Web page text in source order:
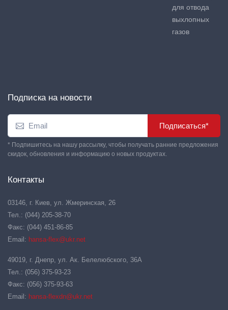
для отвода
выхлопных
газов
Подписка на новости
Подписаться*
* Подпишитесь на нашу рассылку, чтобы получать ранние предложения
скидок, обновления и информацию о новых продуктах.
Контакты
03146, г. Киев, ул. Жмеринская, 26
Тел.: (044) 205-38-70
Факс: (044) 451-86-85
Email: hansa-flex@ukr.net
49019, г. Днепр, ул. Ак. Белелюбского, 36А
Тел.: (056) 375-93-23
Факс: (056) 375-93-63
Email: hansa-flexdn@ukr.net